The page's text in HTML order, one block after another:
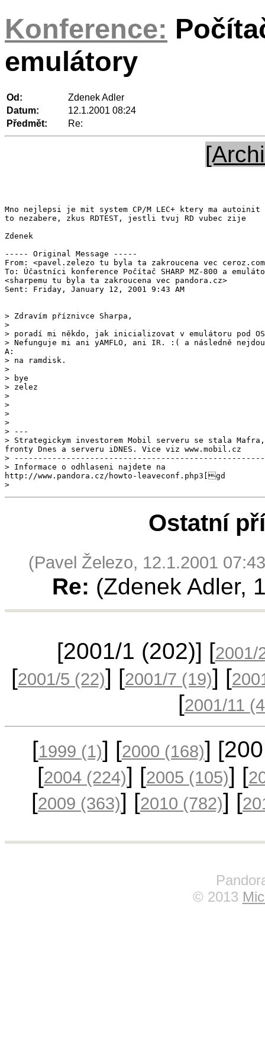
Konference:
emulátory
Od:
Zdenek Adler
Datum:
12.1.2001 08:24
Předmět:
Re:
Mno nejlepsi je mit system CP/M LEC+ ktery ma autoinit
to nezabere, zkus RDTEST, jestli tvuj RD vubec zije
Zdenek
----- Original Message -----
From: <pavel.zelezo tu byla ta zakroucena vec
To: Účastníci konference Počítač SHARP MZ-800 a
<sharpemu tu byla ta zakroucena vec pandora.cz>
Sent: Friday, January 12, 2001 9:43 AM
> Zdravím příznivce Sharpa,
>
> poradí mi někdo, jak inicializovat v emulátoru pod OS
> na ramdisk.
>
> bye
> zelez
>
>
>
>
> ---
>
>
Ostatní
(Pavel Železo, 12.1.2001
Re: (Zdenek Adler,
[2001/1 (202)] [
[2001/5 (22)] [2001/7 (19)] [
[2001/11
[1999 (1)] [2000 (168)]
[2004 (224)] [2005 (105)] [
[2009 (363)] [2010 (782)] [
© 2013